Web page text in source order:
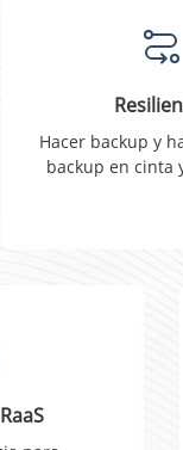
Hacer backup y
backup en cinta